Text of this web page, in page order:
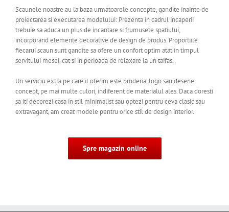
Scaunele noastre au la baza urmatoarele concepte, gandite inainte de
proiectarea si executarea modelului: Prezenta in cadrul incaperii
trebuie sa aduca un plus de incantare si frumusete spatiului,
incorporand elemente decorative de design de produs. Proportiile
fiecarui scaun sunt gandite sa ofere un confort optim atat in timpul
servitului mesei, cat si in perioada de relaxare la un taifas.
Un serviciu extra pe care il oferim este broderia, logo sau desene
concept, pe mai multe culori, indiferent de materialul ales. Daca doresti
sa iti decorezi casa in stil minimalist sau optezi pentru ceva clasic sau
extravagant, am creat modele pentru orice stil de design interior.
Spre magazin online